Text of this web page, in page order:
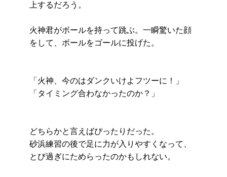
上するだろう。
火神君がボールを持って跳ぶ。一瞬驚いた顔
をして、ボールをゴールに投げた。
「火神、今のはダンクいけよフツーに！」
「タイミング合わなかったのか？」
どちらかと言えばぴったりだった。
砂浜練習の後で足に力が入りやすくなって、
とび過ぎにためらったのかもしれない。